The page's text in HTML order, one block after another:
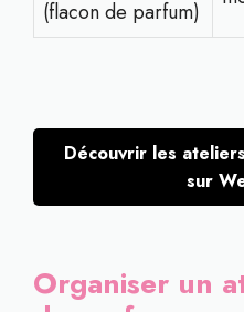
(flacon de parfum)
Découvrir les
sur
Organiser un